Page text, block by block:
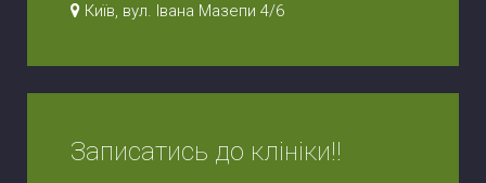
Київ, вул. Івана Мазепи 4/6
Записатись до клініки!!